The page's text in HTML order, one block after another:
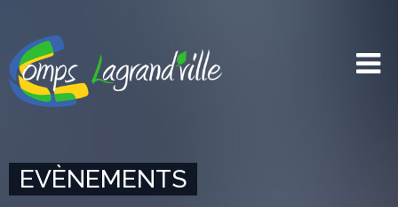
EVÈNEMENTS